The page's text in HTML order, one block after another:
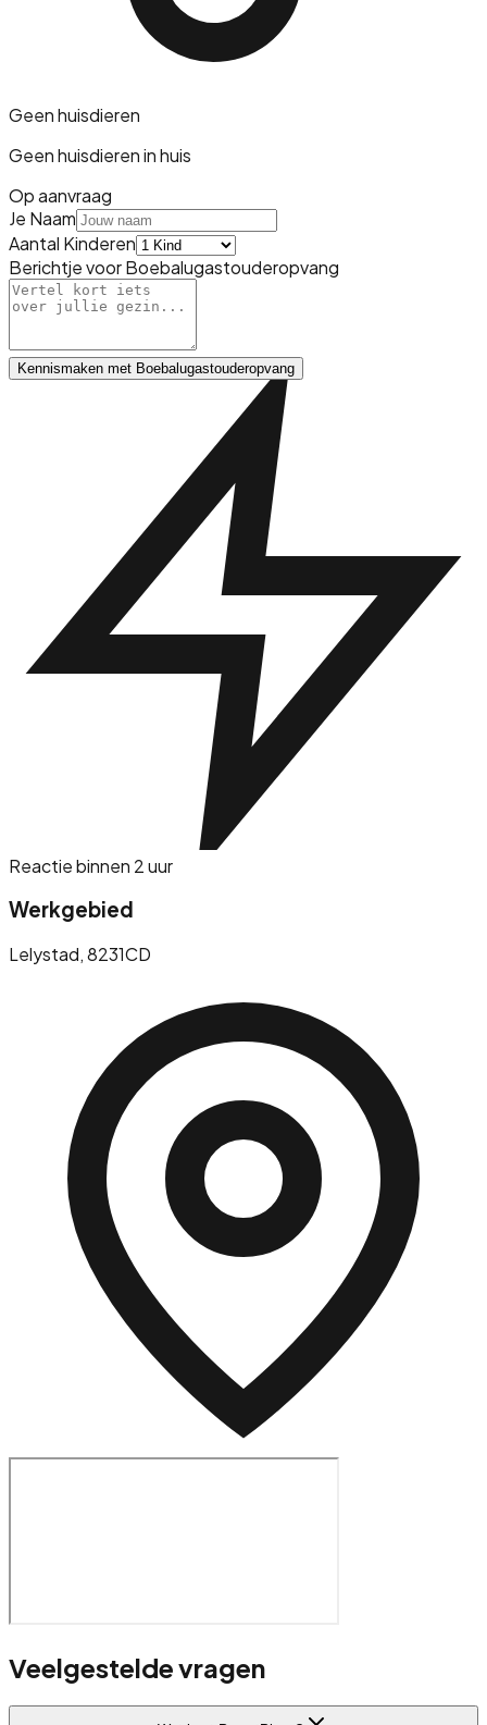
Geen huisdieren
Geen huisdieren in huis
Op aanvraag
Je Naam
Aantal Kinderen
Berichtje voorBoebalugastouderopvang
Kennismaken met Boebalugastouderopvang
Reactie binnen 2 uur
Werkgebied
Lelystad, 8231CD
Veelgestelde vragen